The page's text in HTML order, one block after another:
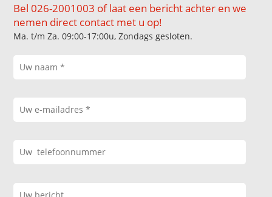
Bel 026-2001003 of laat een bericht achter en we
nemen direct contact met u op!
Ma. t/m Za. 09:00-17:00u, Zondags gesloten.